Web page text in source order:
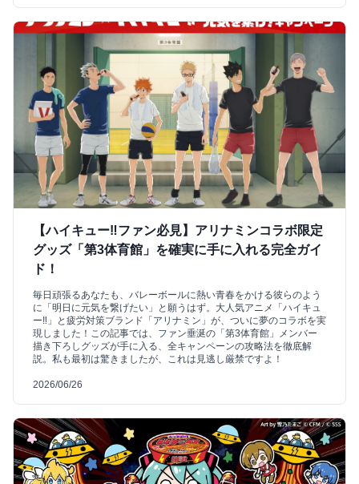
【ハイキュー‼ファン必見】アリナミンコラボ限定
グッズ「第3体育館」を確実に手に入れる完全ガイ
ド！
毎日頑張るあなたも、バレーボールに熱い青春をかける彼らのよう
に「明日に元気を繋げたい」と願うはず。大人気アニメ「ハイキュ
ー‼」と疲労対策ブランド「アリナミン」が、ついに夢のコラボを実
現しました！この記事では、ファン垂涎の「第3体育館」メンバー
描き下ろしグッズが手に入る、全キャンペーンの攻略法を徹底解
説。私も最初は驚きましたが、これは見逃し厳禁ですよ！
2026/06/26